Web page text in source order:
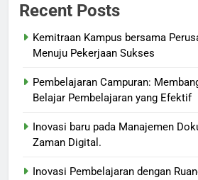
Recent Posts
Kemitraan Kampus bersama
Menuju Pekerjaan Sukses
Pembelajaran Campuran:
Belajar Pembelajaran yang Efektif
Inovasi baru pada Manajemen
Zaman Digital.
Inovasi Pembelajaran dengan